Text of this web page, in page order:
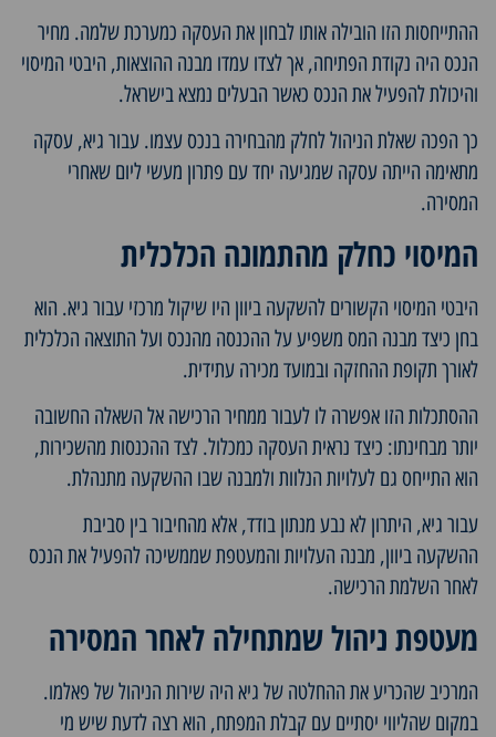
ההתייחסות הזו הובילה אותו לבחון את העסקה כמערכת שלמה. מחיר
הנכס היה נקודת הפתיחה, אך לצדו עמדו מבנה ההוצאות, היבטי המיסוי
והיכולת להפעיל את הנכס כאשר הבעלים נמצא בישראל.
כך הפכה שאלת הניהול לחלק מהבחירה בנכס עצמו. עבור גיא, עסקה
מתאימה הייתה עסקה שמגיעה יחד עם פתרון מעשי ליום שאחרי
המסירה.
המיסוי כחלק מהתמונה הכלכלית
היבטי המיסוי הקשורים להשקעה ביוון היו שיקול מרכזי עבור גיא. הוא
בחן כיצד מבנה המס משפיע על ההכנסה מהנכס ועל התוצאה הכלכלית
לאורך תקופת ההחזקה ובמועד מכירה עתידית.
ההסתכלות הזו אפשרה לו לעבור ממחיר הרכישה אל השאלה החשובה
יותר מבחינתו: כיצד נראית העסקה כמכלול. לצד ההכנסות מהשכירות,
הוא התייחס גם לעלויות הנלוות ולמבנה שבו ההשקעה מתנהלת.
עבור גיא, היתרון לא נבע מנתון בודד, אלא מהחיבור בין סביבת
ההשקעה ביוון, מבנה העלויות והמעטפת שממשיכה להפעיל את הנכס
לאחר השלמת הרכישה.
מעטפת ניהול שמתחילה לאחר המסירה
המרכיב שהכריע את ההחלטה של גיא היה שירות הניהול של פאלמו.
במקום שהליווי יסתיים עם קבלת המפתח, הוא רצה לדעת שיש מי